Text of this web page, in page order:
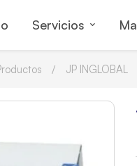
Servicios
JP INGLOBAL